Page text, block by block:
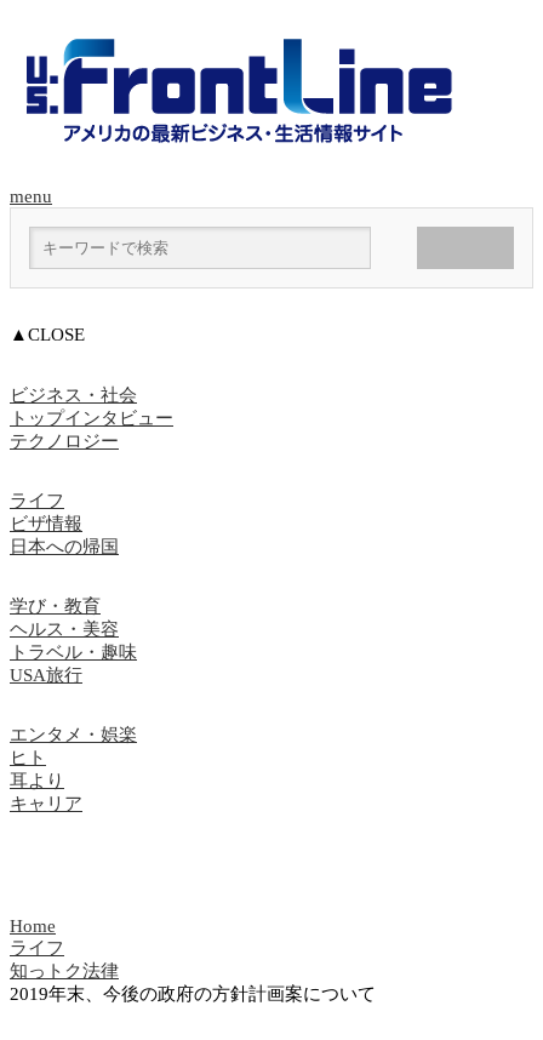
menu
▲CLOSE
ビジネス・社会
トップインタビュー
テクノロジー
ライフ
ビザ情報
日本への帰国
学び・教育
ヘルス・美容
トラベル・趣味
USA旅行
エンタメ・娯楽
ヒト
耳より
キャリア
Home
ライフ
知っトク法律
2019年末、今後の政府の方針計画案について